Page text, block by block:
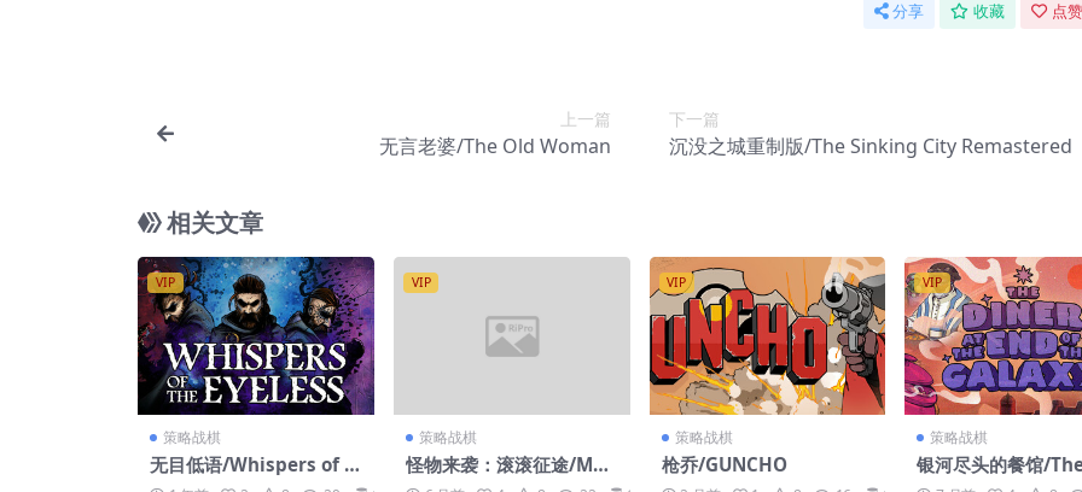
分享 收藏 点
上一篇
无言老婆/The Old Woman
下一篇
沉没之城重制版/The Sinking City Remastered
相关文章
VIP
策略战棋
无目低语/Whispers of t
he Eyeless
VIP
策略战棋
怪物来袭：滚滚征途/Mon
sters are Coming! Rock
VIP
策略战棋
枪乔/GUNCHO
VIP
策略战棋
银河尽头的餐馆/
er at the End of